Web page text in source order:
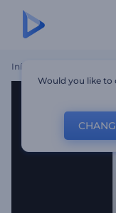
Início
Would you like to